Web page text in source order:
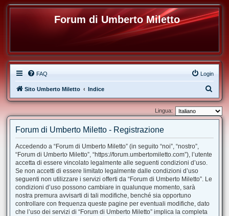
Forum di Umberto Miletto
FAQ Login
Sito Umberto Miletto Indice
e
a
Lingua:
Forum di Umberto Miletto - Registrazione
Accedendo a “Forum di Umberto Miletto” (in seguito “noi”, “nostro”,
“Forum di Umberto Miletto”, “https://forum.umbertomiletto.com”), l’utente
accetta di essere vincolato legalmente alle seguenti condizioni d’uso.
Se non accetti di essere limitato legalmente dalle condizioni d’uso
seguenti non utilizzare i servizi offerti da “Forum di Umberto Miletto”. Le
condizioni d’uso possono cambiare in qualunque momento, sarà
nostra premura avvisarti di tali modifiche, benché sia opportuno
controllare con frequenza queste pagine per eventuali modifiche, dato
che l’uso dei servizi di “Forum di Umberto Miletto” implica la completa